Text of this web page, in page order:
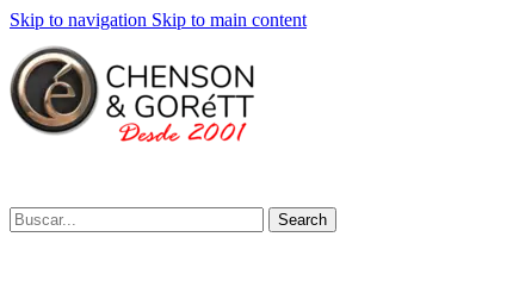
Skip to navigation Skip to main content
Search